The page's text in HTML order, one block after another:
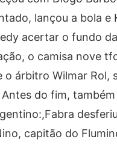
lançou a bola e
acertar o fundo
o camisa nove
o árbitro Wilmar Rol,
do fim,
capitão do